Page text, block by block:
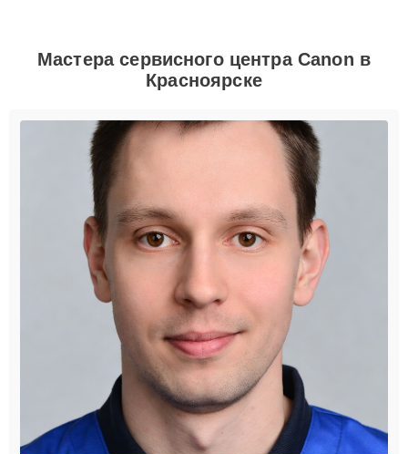
Мастера сервисного центра Canon в
Красноярске